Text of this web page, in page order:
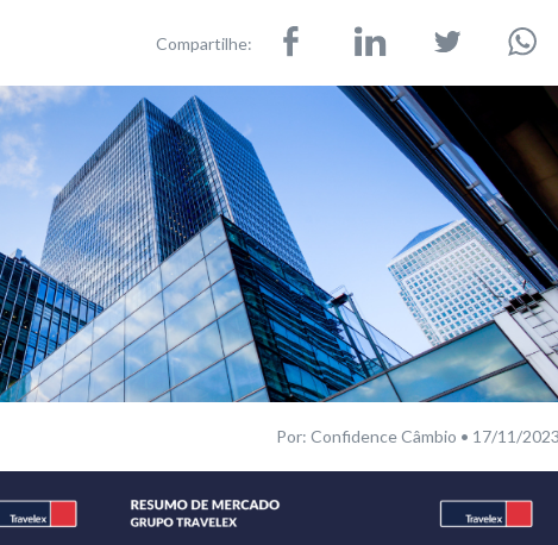
Compartilhe:
Por: Confidence Câmbio • 17/11/